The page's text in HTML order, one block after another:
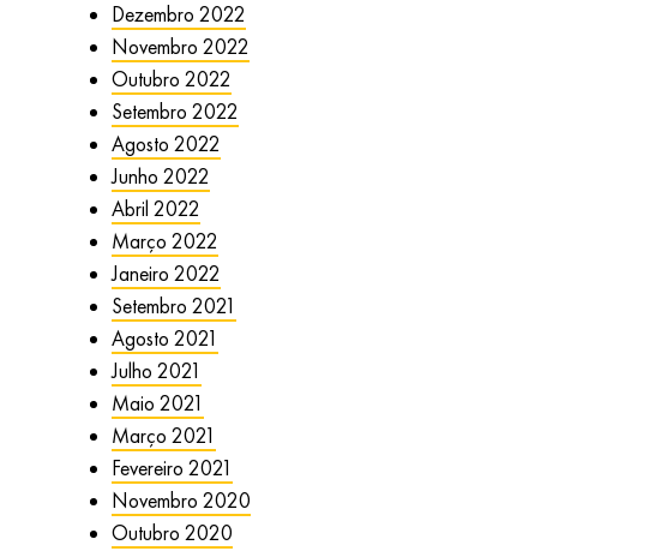
Dezembro 2022
Novembro 2022
Outubro 2022
Setembro 2022
Agosto 2022
Junho 2022
Abril 2022
Março 2022
Janeiro 2022
Setembro 2021
Agosto 2021
Julho 2021
Maio 2021
Março 2021
Fevereiro 2021
Novembro 2020
Outubro 2020